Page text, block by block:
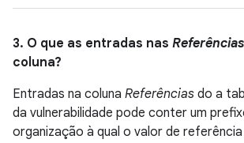
3. O que as entradas nas Referências
coluna?
Entradas na coluna Referências do a
da vulnerabilidade pode conter um
organização à qual o valor de